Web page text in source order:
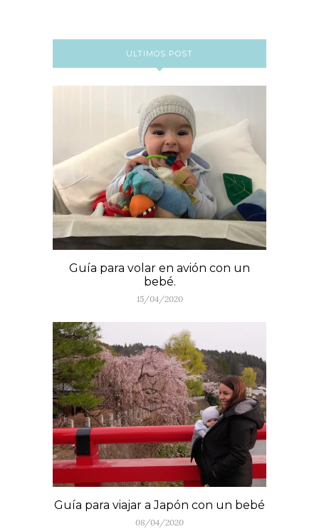
ULTIMOS POST
Guía para volar en avión con un
bebé.
15/04/2020
Guía para viajar a Japón con un bebé
08/04/2020